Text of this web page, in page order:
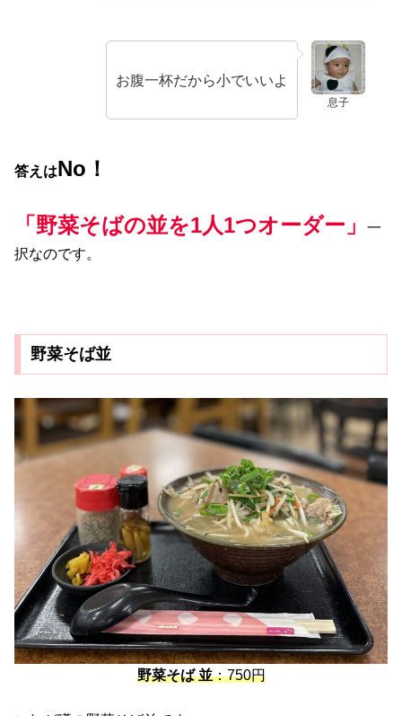
息子
お腹一杯だから小でいいよ
答えはNo！
「野菜そばの並を1人1つオーダー」
一
択なのです。
野菜そば並
野菜そば 並：750円